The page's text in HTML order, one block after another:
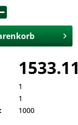
1533.11
1
1
1000